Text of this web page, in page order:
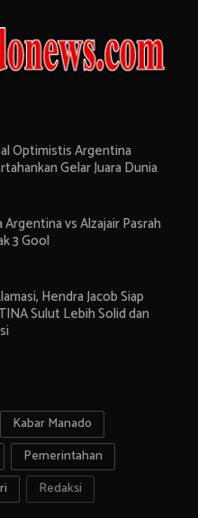
Optimistis Argentina
Gelar Juara Dunia
Argentina vs Alzajair Pasrah
3 Gool
Hendra Jacob Siap
Sulut Lebih Solid dan
Kabar Manado
Pemerintahan
Redaksi